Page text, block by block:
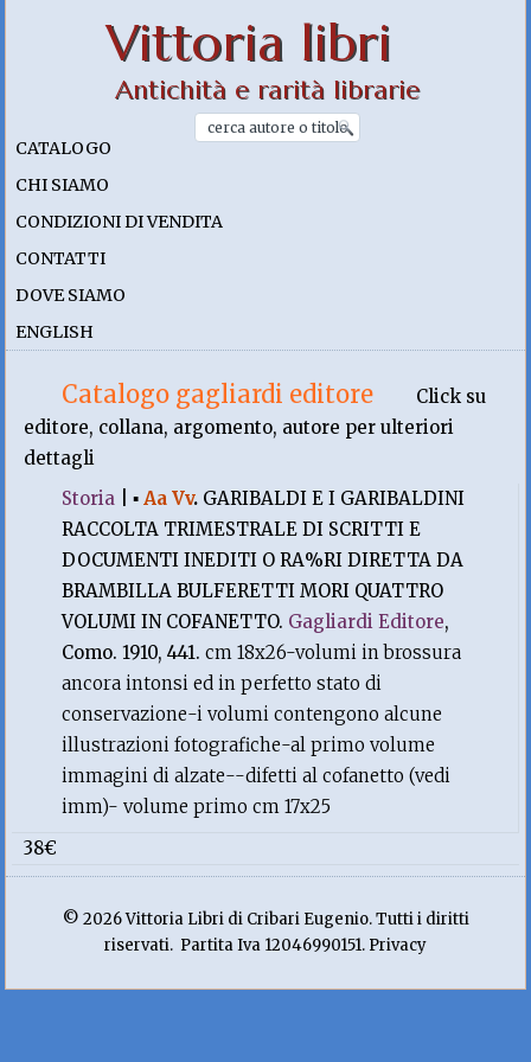
Vittoria libri
Antichità e rarità librarie
CATALOGO
CHI SIAMO
CONDIZIONI DI VENDITA
CONTATTI
DOVE SIAMO
ENGLISH
Catalogo gagliardi editore
Click su
editore, collana, argomento, autore per ulteriori
dettagli
Storia |▪Aa Vv. GARIBALDI E I GARIBALDINI
RACCOLTA TRIMESTRALE DI SCRITTI E
DOCUMENTI INEDITI O RA%RI DIRETTA DA
BRAMBILLA BULFERETTI MORI QUATTRO
VOLUMI IN COFANETTO. Gagliardi Editore,
Como. 1910, 441.cm 18x26-volumi in brossura
ancora intonsi ed in perfetto stato di
conservazione-i volumi contengono alcune
illustrazioni fotografiche-al primo volume
immagini di alzate--difetti al cofanetto (vedi
imm)- volume primo cm 17x25
38€
© 2026 Vittoria Libri di Cribari Eugenio. Tutti i diritti
riservati. Partita Iva 12046990151. Privacy